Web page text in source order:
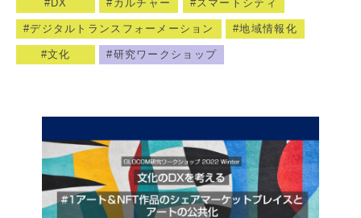
DX カルチャー スマートシティ
デジタルトランスフォーメーション 地域情報化
文化 研究ワークショップ